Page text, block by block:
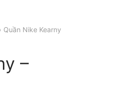
Quần Nike Kearny
–